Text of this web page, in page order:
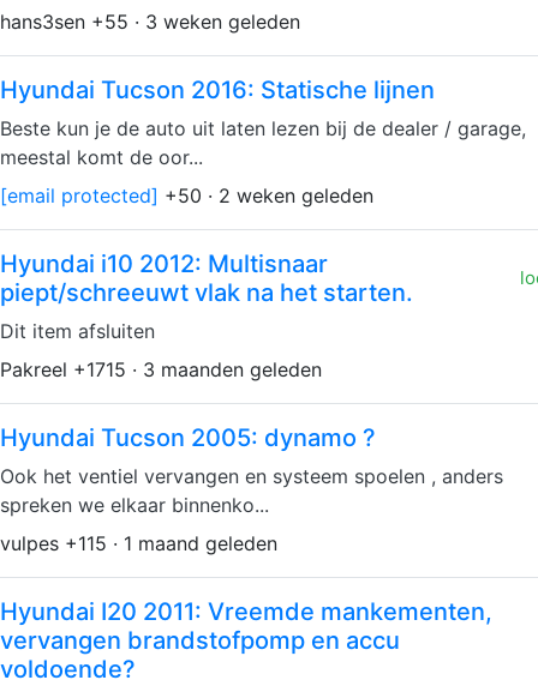
hans3sen +55 · 3 weken geleden
Hyundai Tucson 2016: Statische lijnen
Beste kun je de auto uit laten lezen bij de dealer / garage,
meestal komt de oor...
[email protected] +50 · 2 weken geleden
Hyundai i10 2012: Multisnaar
piept/schreeuwt vlak na het starten.
Dit item afsluiten
Pakreel +1715 · 3 maanden geleden
Hyundai Tucson 2005: dynamo ?
Ook het ventiel vervangen en systeem spoelen , anders
spreken we elkaar binnenko...
vulpes +115 · 1 maand geleden
Hyundai I20 2011: Vreemde mankementen,
vervangen brandstofpomp en accu
voldoende?